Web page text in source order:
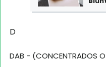
D
DAB - (CONCENTRADOS